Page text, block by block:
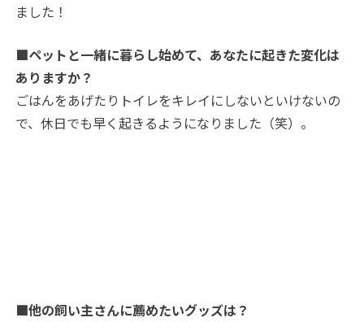
ました！
■ペットと一緒に暮らし始めて、あなたに起きた変化は
ありますか？
ごはんをあげたりトイレをキレイにしないといけないの
で、休日でも早く起きるようになりました（笑）。
■他の飼い主さんに薦めたいグッズは？